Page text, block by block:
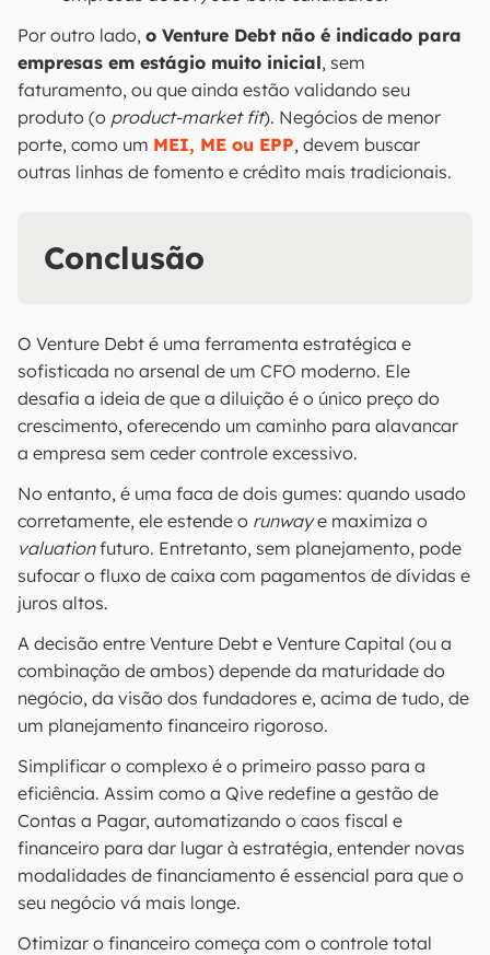
Por outro lado, o Venture Debt não é indicado para
empresas em estágio muito inicial, sem
faturamento, ou que ainda estão validando seu
produto (o product-market fit). Negócios de menor
porte, como um MEI, ME ou EPP, devem buscar
outras linhas de fomento e crédito mais tradicionais.
Conclusão
O Venture Debt é uma ferramenta estratégica e
sofisticada no arsenal de um CFO moderno. Ele
desafia a ideia de que a diluição é o único preço do
crescimento, oferecendo um caminho para alavancar
a empresa sem ceder controle excessivo.
No entanto, é uma faca de dois gumes: quando usado
corretamente, ele estende o runwaye maximiza o
valuationfuturo. Entretanto, sem planejamento, pode
sufocar o fluxo de caixa com pagamentos de dívidas e
juros altos.
A decisão entre Venture Debt e Venture Capital (ou a
combinação de ambos) depende da maturidade do
negócio, da visão dos fundadores e, acima de tudo, de
um planejamento financeiro rigoroso.
Simplificar o complexo é o primeiro passo para a
eficiência. Assim como a Qive redefine a gestão de
Contas a Pagar, automatizando o caos fiscal e
financeiro para dar lugar à estratégia, entender novas
modalidades de financiamento é essencial para que o
seu negócio vá mais longe.
Otimizar o financeiro começa com o controle total